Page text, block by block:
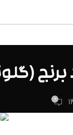
برنج
0